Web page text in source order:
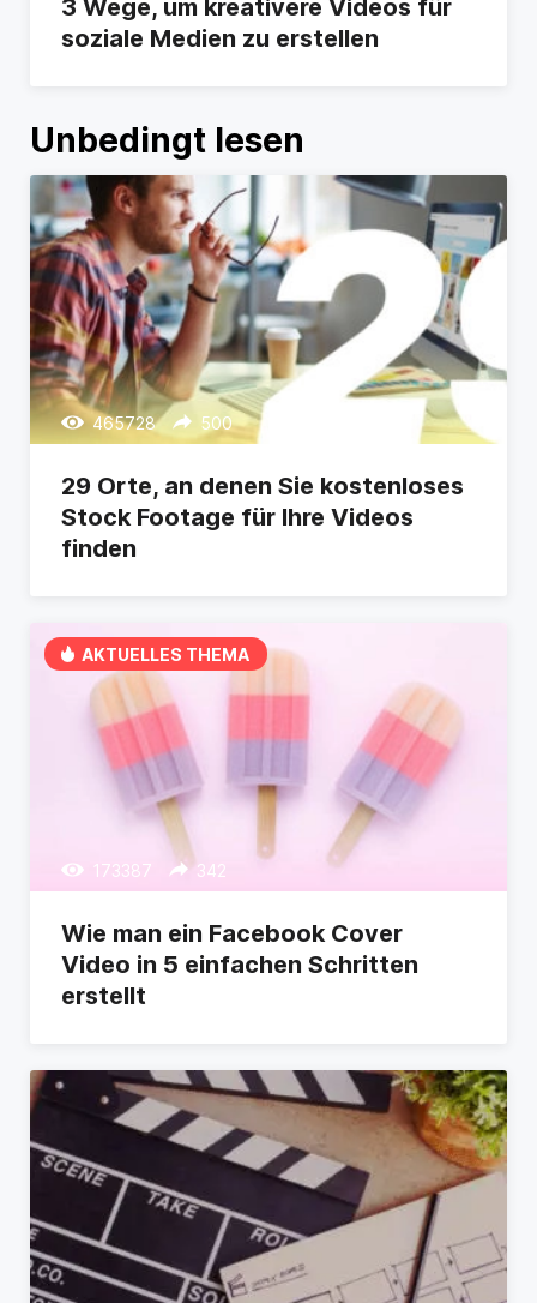
3 Wege, um kreativere Videos für
soziale Medien zu erstellen
Unbedingt lesen
465728 500
29 Orte, an denen Sie kostenloses
Stock Footage für Ihre Videos
finden
AKTUELLES THEMA
173387 342
Wie man ein Facebook Cover
Video in 5 einfachen Schritten
erstellt